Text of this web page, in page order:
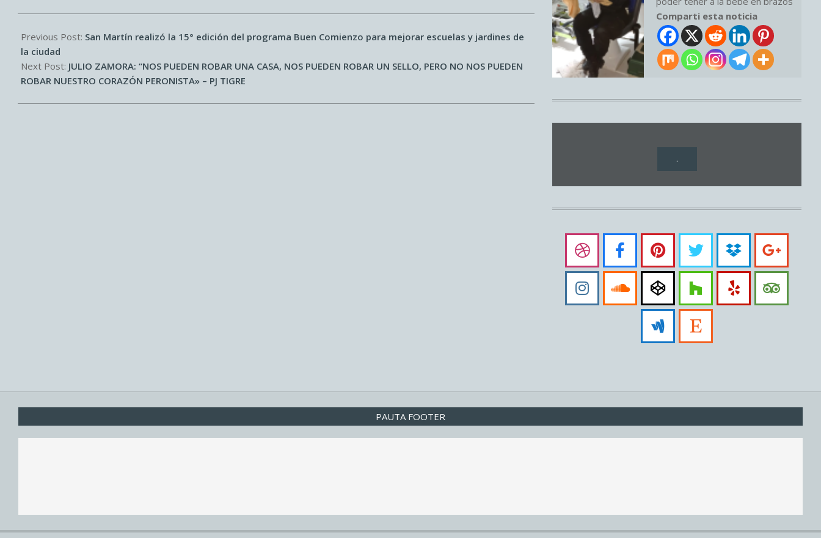
02-
27
Previous Post: San Martín realizó la 15° edición del programa Buen Comienzo para mejorar escuelas y jardines de
la ciudad
Next Post: JULIO ZAMORA: “NOS PUEDEN ROBAR UNA CASA, NOS PUEDEN ROBAR UN SELLO, PERO NO NOS PUEDEN
ROBAR NUESTRO CORAZÓN PERONISTA» – PJ TIGRE
Comparti esta noticia
.
PAUTA FOOTER